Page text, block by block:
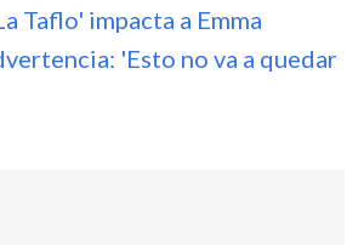
Taflo' impacta a Emma
'Esto no va a quedar